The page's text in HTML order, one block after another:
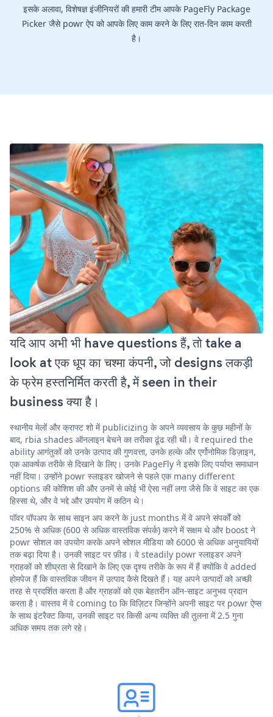
इसके अलावा, विशेषज्ञ इंजीनियरों की हमारी टीम आपके PageFly Package
Picker जैसे powr ऐप को आपके लिए काम करने के लिए रात-दिन काम करती
है।
यदि आप अभी भी have questions हैं, तो take a
look at एक धूप का चश्मा कंपनी, जो designs लकड़ी
के फ्रेम हस्तनिर्मित करती है, में seen in their
business क्या है।
स्थानीय मेलों और क्राफ्ट शो में publicizing के अपने व्यवसाय के कुछ महीनों के
बाद, rbia shades ऑनलाइन बेचने का तरीका ढूंढ रही थी। वे required the
ability आगंतुकों को उनके उत्पाद की गुणवत्ता, उनके हल्के और एर्गोनोमिक डिज़ाइन,
एक आकर्षक तरीके से दिखाने के लिए। उनके PageFly ने इसके लिए पर्याप्त समाधान
नहीं दिया। उन्होंने powr स्लाइडर खोजने से पहले एक many different
options की कोशिश की और उनमें से कोई भी ऐसा नहीं लगा जैसे कि वे साइट का एक
हिस्सा थे, और वे भद्दे और उपयोग में कठिन थे।
पॉवर पॉपअप के साथ साइन अप करने के just months में वे अपने संपर्कों को
250% से अधिक (600 से अधिक वास्तविक संपर्क) करने में सक्षम थे और boost ने
powr सोशल का उपयोग करके अपने सोशल मीडिया को 6000 से अधिक अनुयायियों
तक बढ़ा दिया है। उनकी साइट पर फ़ीड। वे steadily powr स्लाइडर अपने
ग्राहकों को शीघ्रता से दिखाने के लिए एक दृश्य तरीके के रूप में हैं क्योंकि वे added
होमपेज हैं कि वास्तविक जीवन में उत्पाद कैसे दिखते हैं। यह अपने उत्पादों को अच्छी
तरह से प्रदर्शित करता है और ग्राहकों को एक बेहतरीन ऑन-साइट अनुभव प्रदान
करता है। वास्तव में वे coming to कि विज़िटर जिन्होंने अपनी साइट पर powr ऐप्स
के साथ इंटरैक्ट किया, उनकी साइट पर किसी अन्य व्यक्ति की तुलना में 2.5 गुना
अधिक समय तक लगे रहे।